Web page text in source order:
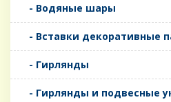
- Водяные шары
- Вставки декоративные
- Гирлянды
- Гирлянды и подвесные